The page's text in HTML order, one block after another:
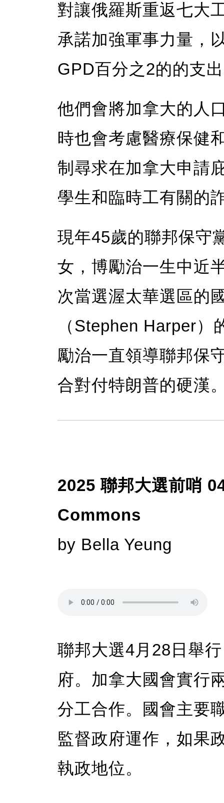
對讓俄羅斯重返七大
承諾加強軍事力量，
GPD百分之2的的支
他們會將加拿大的人
時也會考慮醫療保健
制尋求在加拿大申請
學生和臨時工有關的
現年45歲的聯邦保守
女，博勵治一生中近
次當選渥太華選區的
（Stephen Harper
勵治一直領導聯邦保
合對付特朗普的硬漢
2025 聯邦大選前哨
Commons
by Bella Yeung
聯邦大選4月28日舉
府。加拿大國會實行
分工合作。國會主要
監督政府運作，如果
執政地位。